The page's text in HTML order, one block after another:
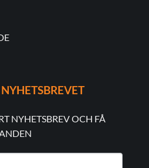
NYHETSBREV OCH FÅ